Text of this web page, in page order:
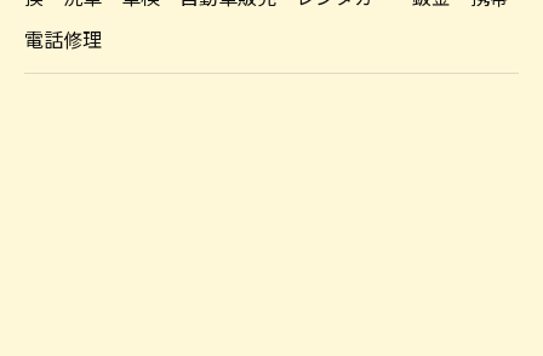
電話修理